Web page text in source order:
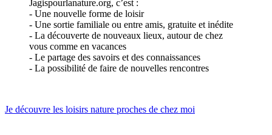
Jagispourlanature.org, c’est :
- Une nouvelle forme de loisir
- Une sortie familiale ou entre amis, gratuite et inédite
- La découverte de nouveaux lieux, autour de chez
vous comme en vacances
- Le partage des savoirs et des connaissances
- La possibilité de faire de nouvelles rencontres
Je découvre les loisirs nature proches de chez moi